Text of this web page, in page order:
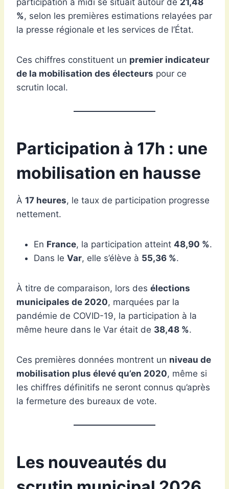
participation à midi se situait autour de 21,48
%, selon les premières estimations relayées par
la presse régionale et les services de l’État.
Ces chiffres constituent un premier indicateur
de la mobilisation des électeurs pour ce
scrutin local.
Participation à 17h : une
mobilisation en hausse
À 17 heures, le taux de participation progresse
nettement.
En France, la participation atteint 48,90 %.
Dans le Var, elle s’élève à 55,36 %.
À titre de comparaison, lors des élections
municipales de 2020, marquées par la
pandémie de COVID-19, la participation à la
même heure dans le Var était de 38,48 %.
Ces premières données montrent un niveau de
mobilisation plus élevé qu’en 2020, même si
les chiffres définitifs ne seront connus qu’après
la fermeture des bureaux de vote.
Les nouveautés du